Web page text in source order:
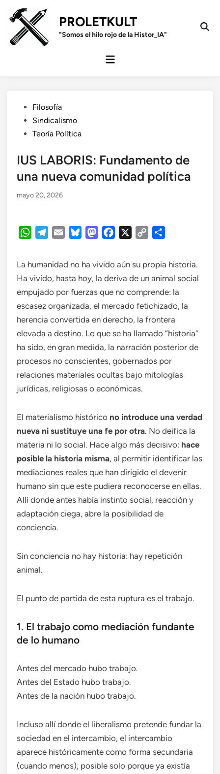
contenido
PROLETKULT
"Somos el hilo rojo de la Histor_IA"
Open
Menú
Publicado
en
Filosofía
Sindicalismo
Teoría Política
IUS LABORIS: Fundamento de
una nueva comunidad política
mayo 20, 2026
WhatsAppTelegram
Email BlueskyMastodonFacebook
Copy
La humanidad no ha vivido aún su propia historia.
Ha vivido, hasta hoy, la deriva de un animal social
empujado por fuerzas que no comprende: la
escasez organizada, el mercado fetichizado, la
herencia convertida en derecho, la frontera
elevada a destino. Lo que se ha llamado “historia”
ha sido, en gran medida, la narración posterior de
procesos no conscientes, gobernados por
relaciones materiales ocultas bajo mitologías
jurídicas, religiosas o económicas.
El materialismo histórico no introduce una verdad
nueva ni sustituye una fe por otra. No deifica la
materia ni lo social. Hace algo más decisivo: hace
posible la historia misma, al permitir identificar las
mediaciones reales que han dirigido el devenir
humano sin que este pudiera reconocerse en ellas.
Allí donde antes había instinto social, reacción y
adaptación ciega, abre la posibilidad de
conciencia.
Sin conciencia no hay historia: hay repetición
animal.
El punto de partida de esta ruptura es el trabajo.
1. El trabajo como mediación fundante
de lo humano
Antes del mercado hubo trabajo.
Antes del Estado hubo trabajo.
Antes de la nación hubo trabajo.
Incluso allí donde el liberalismo pretende fundar la
sociedad en el intercambio, el intercambio
aparece históricamente como forma secundaria
(cuando menos), posible solo porque ya existía